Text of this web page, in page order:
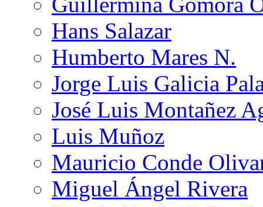
Hans Salazar
Humberto Mares N.
Jorge Luis Galicia
José Luis Montañez
Luis Muñoz
Mauricio Conde
Miguel Ángel Rivera